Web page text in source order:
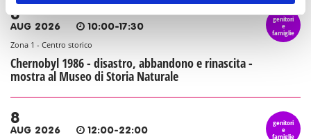
8
AUG 2026 10:00-17:30
Zona 1 - Centro storico
Chernobyl 1986 - disastro, abbandono e rinascita -
mostra al Museo di Storia Naturale
genitori
e
famiglie
8
AUG 2026 12:00-22:00
genitori
e
famiglie